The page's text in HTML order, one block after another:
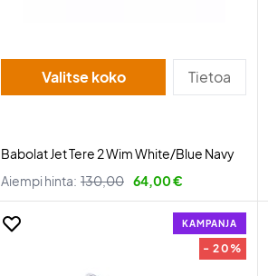
Valitse koko Tietoa
Babolat Jet Tere 2 Wim White/Blue Navy
Aiempi hinta: 130,00 64,00 €
KAMPANJA
- 20%